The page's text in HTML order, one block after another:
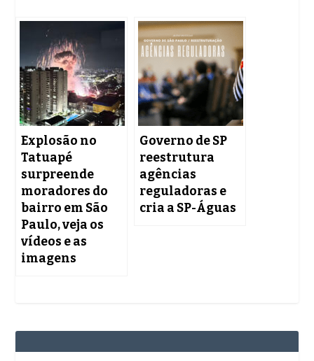
Explosão no
Tatuapé
surpreende
moradores do
bairro em São
Paulo, veja os
vídeos e as
imagens
Governo de SP
reestrutura
agências
reguladoras e
cria a SP-Águas